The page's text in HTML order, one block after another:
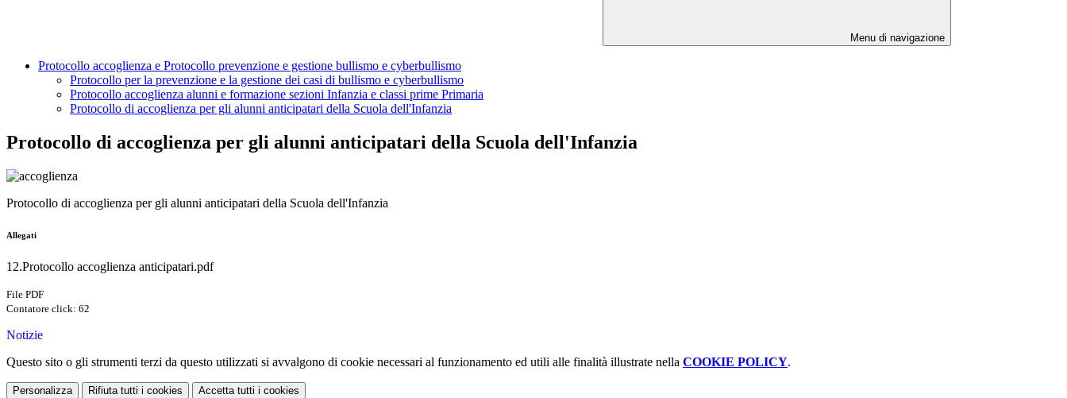
Menu di navigazione
Protocollo accoglienza e Protocollo prevenzione e gestione bullismo e cyberbullismo
Protocollo per la prevenzione e la gestione dei casi di bullismo e cyberbullismo
Protocollo accoglienza alunni e formazione sezioni Infanzia e classi prime Primaria
Protocollo di accoglienza per gli alunni anticipatari della Scuola dell'Infanzia
Protocollo di accoglienza per gli alunni anticipatari della Scuola dell'Infanzia
Protocollo di accoglienza per gli alunni anticipatari della Scuola dell'Infanzia
Allegati
12.Protocollo accoglienza anticipatari.pdf
File PDF
Contatore click: 62
Notizie
Questo sito o gli strumenti terzi da questo utilizzati si avvalgono di cookie necessari al funzionamento ed utili alle finalità illustrate nella COOKIE POLICY.
Personalizza Rifiuta tutti i cookies Accetta tutti i cookies